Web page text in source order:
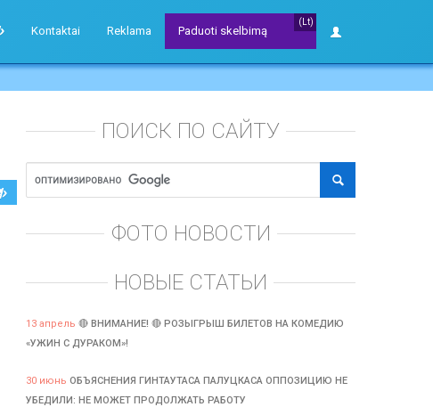
Kontaktai Reklama
(Lt)
Paduoti skelbimą
ПОИСК ПО САЙТУ
ФОТО НОВОСТИ
НОВЫЕ СТАТЬИ
13 апрель 🔴 ВНИМАНИЕ! 🔴 РОЗЫГРЫШ БИЛЕТОВ НА КОМЕДИЮ
«УЖИН С ДУРАКОМ»!
30 июнь ОБЪЯСНЕНИЯ ГИНТАУТАСА ПАЛУЦКАСА ОППОЗИЦИЮ НЕ
УБЕДИЛИ: НЕ МОЖЕТ ПРОДОЛЖАТЬ РАБОТУ